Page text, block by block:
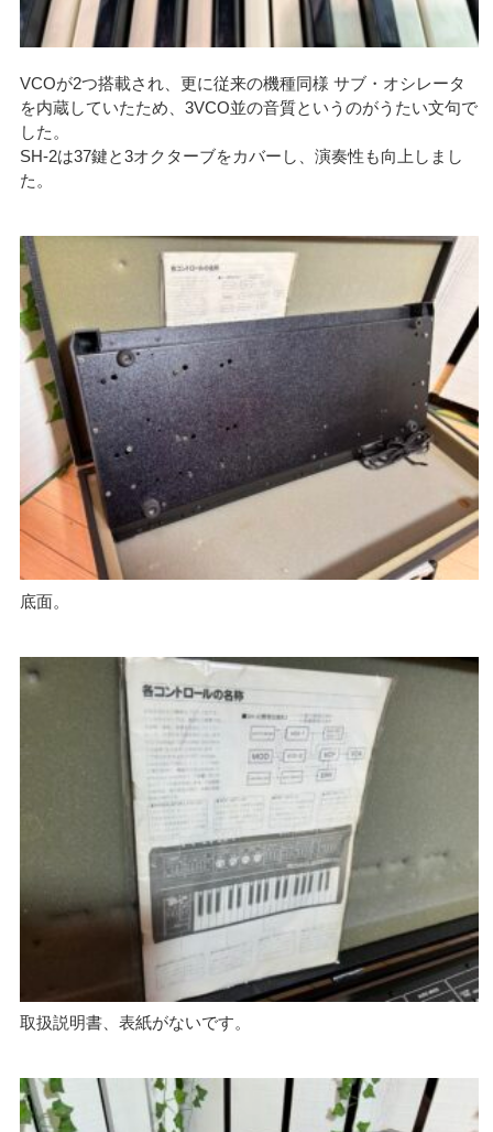
VCOが2つ搭載され、更に従来の機種同様 サブ・オシレータ
を内蔵していたため、3VCO並の音質というのがうたい文句で
した。
SH-2は37鍵と3オクターブをカバーし、演奏性も向上しまし
た。
底面。
取扱説明書、表紙がないです。